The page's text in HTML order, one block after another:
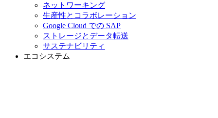
ネットワーキング
生産性とコラボレーション
Google Cloud での SAP
ストレージとデータ転送
サステナビリティ
エコシステム